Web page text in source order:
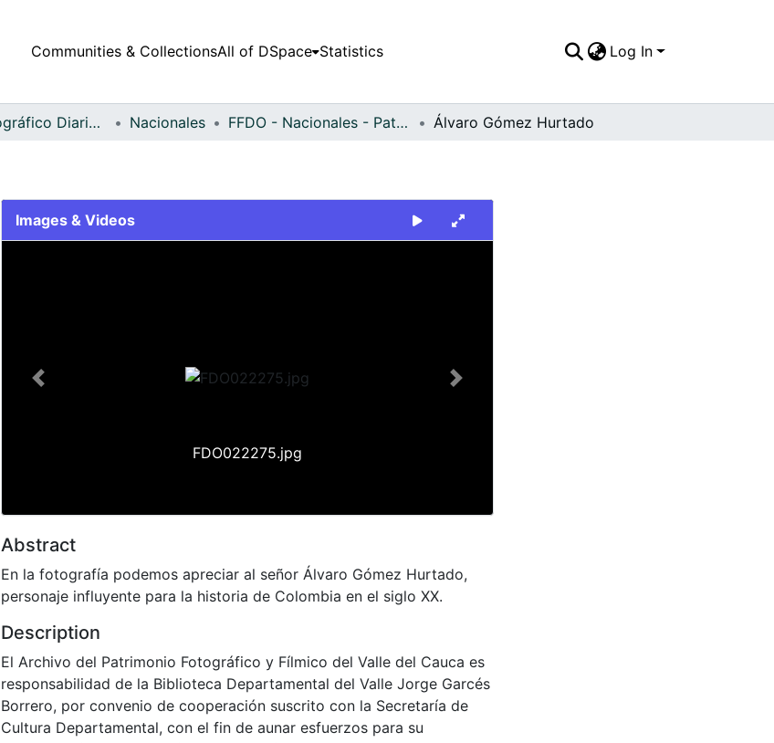
Communities & CollectionsAll of DSpace Statistics Log In
Fondo Fotográfico Diario Occidente Nacionales FFDO - Nacionales - Patrimonial Álvaro Gómez Hurtado
Images & Videos
FDO022275.jpg
Previous Next
Abstract
En la fotografía podemos apreciar al señor Álvaro Gómez Hurtado,
personaje influyente para la historia de Colombia en el siglo XX.
Description
El Archivo del Patrimonio Fotográfico y Fílmico del Valle del Cauca es
responsabilidad de la Biblioteca Departamental del Valle Jorge Garcés
Borrero, por convenio de cooperación suscrito con la Secretaría de
Cultura Departamental, con el fin de aunar esfuerzos para su